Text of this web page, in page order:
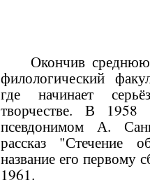
Окончив среднюю
филологический
где начинает
творчестве. В 1958
псевдонимом А.
рассказ "Стечение
название его первому
1961.